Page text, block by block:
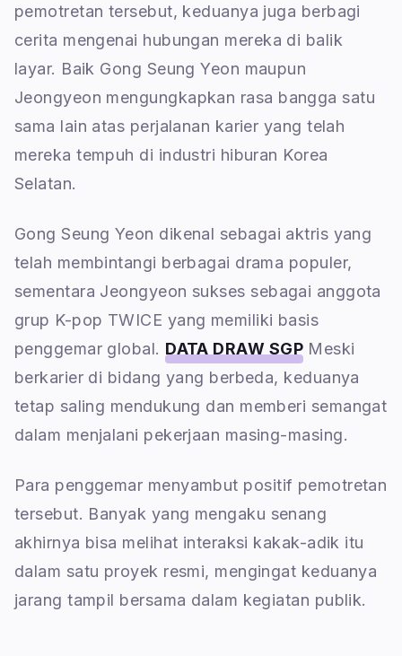
pemotretan tersebut, keduanya juga berbagi
cerita mengenai hubungan mereka di balik
layar. Baik Gong Seung Yeon maupun
Jeongyeon mengungkapkan rasa bangga satu
sama lain atas perjalanan karier yang telah
mereka tempuh di industri hiburan Korea
Selatan.
Gong Seung Yeon dikenal sebagai aktris yang
telah membintangi berbagai drama populer,
sementara Jeongyeon sukses sebagai anggota
grup K-pop TWICE yang memiliki basis
penggemar global. DATA DRAW SGPMeski
berkarier di bidang yang berbeda, keduanya
tetap saling mendukung dan memberi semangat
dalam menjalani pekerjaan masing-masing.
Para penggemar menyambut positif pemotretan
tersebut. Banyak yang mengaku senang
akhirnya bisa melihat interaksi kakak-adik itu
dalam satu proyek resmi, mengingat keduanya
jarang tampil bersama dalam kegiatan publik.